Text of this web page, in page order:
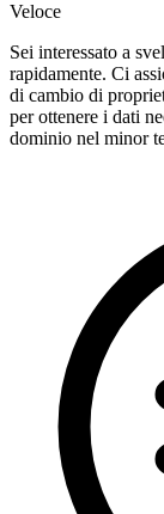
Veloce
Sei interessato a
rapidamente. Ci
di cambio di
per ottenere i dati
dominio nel minor